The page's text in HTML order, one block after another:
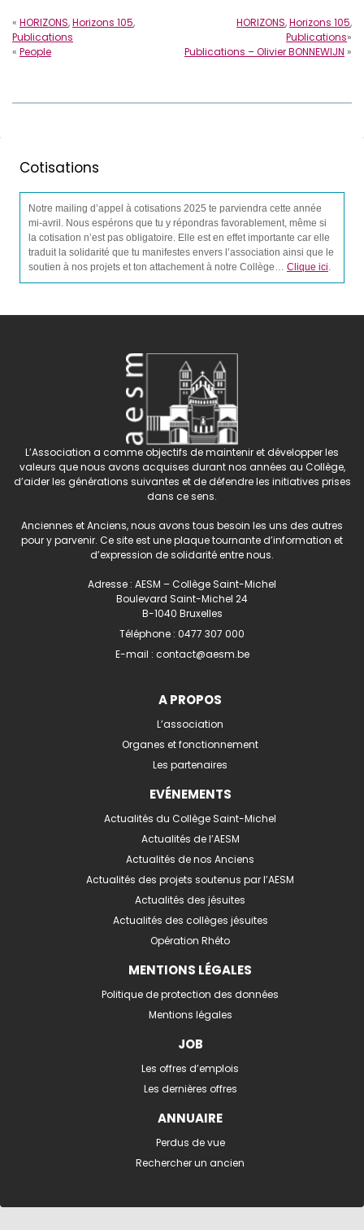
« HORIZONS,Horizons 105,
Publications
« People
HORIZONS,Horizons 105,
Publications»
Publications – Olivier BONNEWIJN »
Cotisations
Notre mailing d’appel à cotisations 2025 te parviendra cette année
mi-avril. Nous espérons que tu y répondras favorablement, même si
la cotisation n’est pas obligatoire. Elle est en effet importante car elle
traduit la solidarité que tu manifestes envers l’association ainsi que le
soutien à nos projets et ton attachement à notre Collège… Clique ici.
L’Association a comme objectifs de maintenir et développer les
valeurs que nous avons acquises durant nos années au Collège,
d’aider les générations suivantes et de défendre les initiatives prises
dans ce sens.
Anciennes et Anciens, nous avons tous besoin les uns des autres
pour y parvenir. Ce site est une plaque tournante d’information et
d’expression de solidarité entre nous.
Adresse : AESM – Collège Saint-Michel
Boulevard Saint-Michel 24
B-1040 Bruxelles
Téléphone : 0477 307 000
E-mail : contact@aesm.be
A PROPOS
L’association
Organes et fonctionnement
Les partenaires
EVÉNEMENTS
Actualités du Collège Saint-Michel
Actualités de l’AESM
Actualités de nos Anciens
Actualités des projets soutenus par l’AESM
Actualités des jésuites
Actualités des collèges jésuites
Opération Rhéto
MENTIONS LÉGALES
Politique de protection des données
Mentions légales
JOB
Les offres d’emplois
Les dernières offres
ANNUAIRE
Perdus de vue
Rechercher un ancien